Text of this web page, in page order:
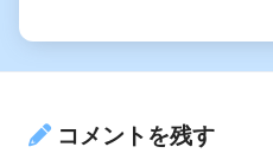
コメントを残す